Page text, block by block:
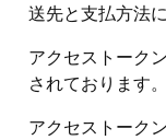
送先と支払方法
アクセストーク
されております
アクセストーク